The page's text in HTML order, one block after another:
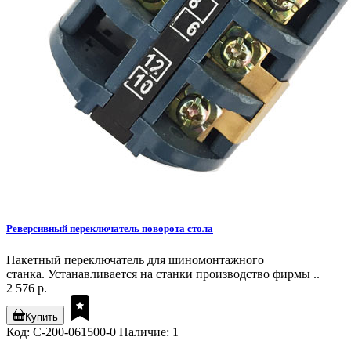
Реверсивный переключатель поворота стола
Пакетный переключатель для шиномонтажного
станка. Устанавливается на станки производство фирмы ..
2 576 р.
Купить
Код: C-200-061500-0 Наличие: 1